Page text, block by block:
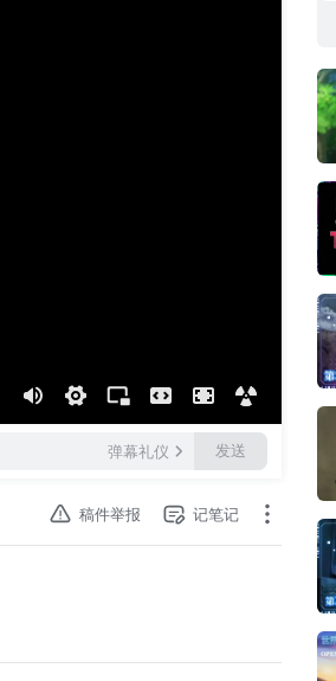
弹幕礼仪 发送
稿件举报 记笔记